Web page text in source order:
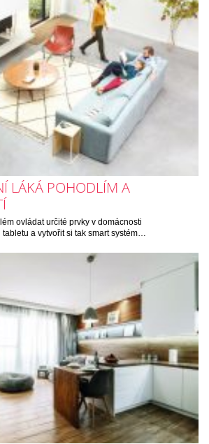
LÁKÁ POHODLÍM A
ovládat určité prvky v domácnosti
a vytvořit si tak smart systém…